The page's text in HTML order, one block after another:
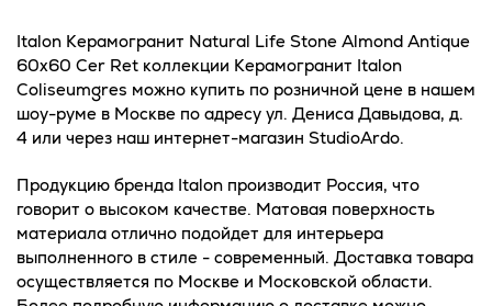
Italon Керамогранит Natural Life Stone Almond Antique
60x60 Cer Ret коллекции Керамогранит Italon
Coliseumgres можно купить по розничной цене в нашем
шоу-руме в Москве по адресу ул. Дениса Давыдова, д.
4 или через наш интернет-магазин StudioArdo.
Продукцию бренда Italon производит Россия, что
говорит о высоком качестве. Матовая поверхность
материала отлично подойдет для интерьера
выполненного в стиле - современный. Доставка товара
осуществляется по Москве и Московской области.